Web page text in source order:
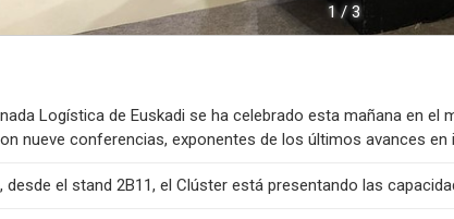
1/ 3
Logística de Euskadi se ha celebrado esta mañana en
nueve conferencias, exponentes de los últimos avances en
desde el stand 2B11, el Clúster está presentando las